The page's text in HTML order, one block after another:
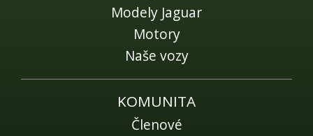
Modely Jaguar
Motory
Naše vozy
KOMUNITA
Členové